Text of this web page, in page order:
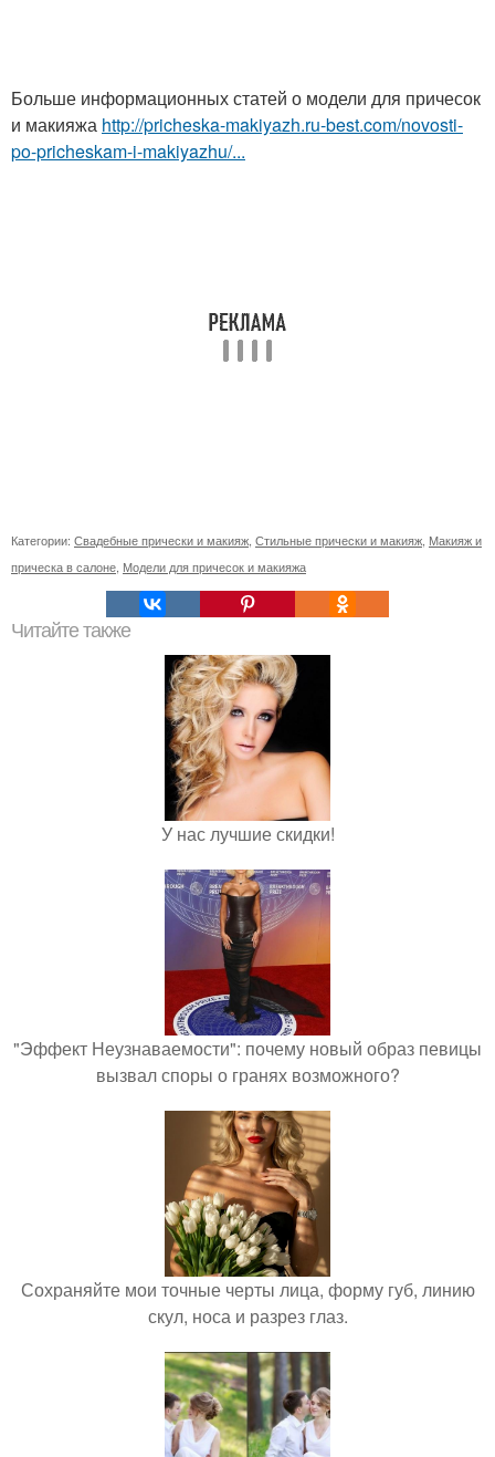
Больше информационных статей о модели для причесок
и макияжа http://pricheska-makiyazh.ru-best.com/novosti-
po-pricheskam-i-makiyazhu/...
Категории: Свадебные прически и макияж, Стильные прически и макияж, Макияж и
прическа в салоне, Модели для причесок и макияжа
Читайте также
У нас лучшие скидки!
"Эффект Неузнаваемости": почему новый образ певицы
вызвал споры о гранях возможного?
Сохраняйте мои точные черты лица, форму губ, линию
скул, носа и разрез глаз.